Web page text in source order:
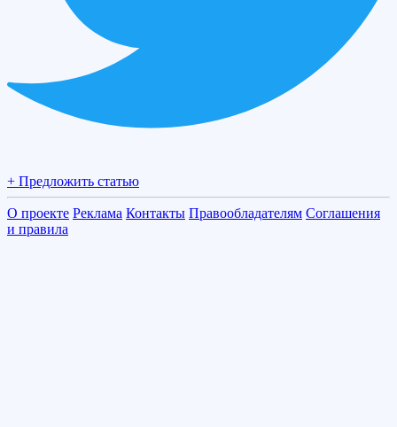
+ Предложить статью
О проекте Реклама Контакты Правообладателям Соглашения
и правила